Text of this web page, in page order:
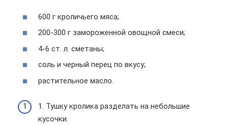
600 г кроличьего мяса;
200-300 г замороженной овощной смеси;
4-6 ст. л. сметаны;
соль и черный перец по вкусу;
растительное масло.
1. Тушку кролика разделать на небольшие
кусочки.